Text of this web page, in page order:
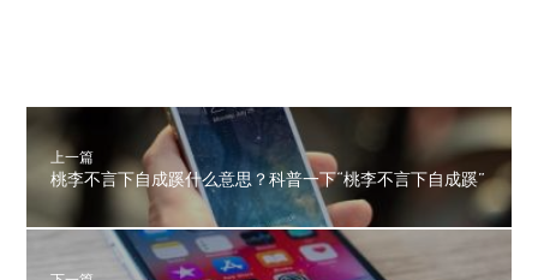
上一篇
桃李不言下自成蹊什么意思？科普一下“桃李不言下自成蹊”